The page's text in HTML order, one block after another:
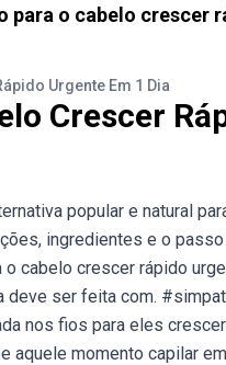
para o cabelo crescer
Urgente Em 1 Dia
Crescer
popular e natural
ingredientes e o
o cabelo crescer rápido
deve ser feita com.
nos fios para eles
aquele momento capilar